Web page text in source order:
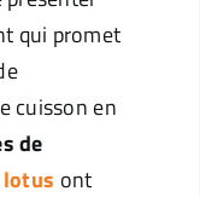
qui promet
cuisson en
de
lotus ont